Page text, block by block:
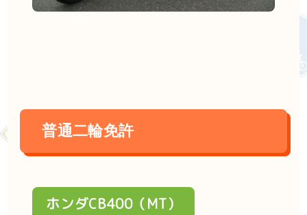
普通二輪免許
ホンダCB400（MT）